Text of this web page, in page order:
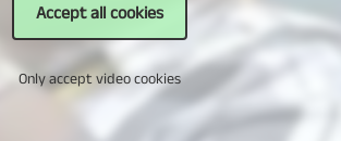
Accept all cookies
Only accept video cookies